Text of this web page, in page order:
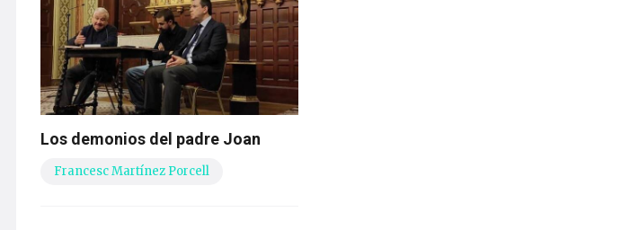
Los demonios del padre Joan
Francesc Martínez Porcell